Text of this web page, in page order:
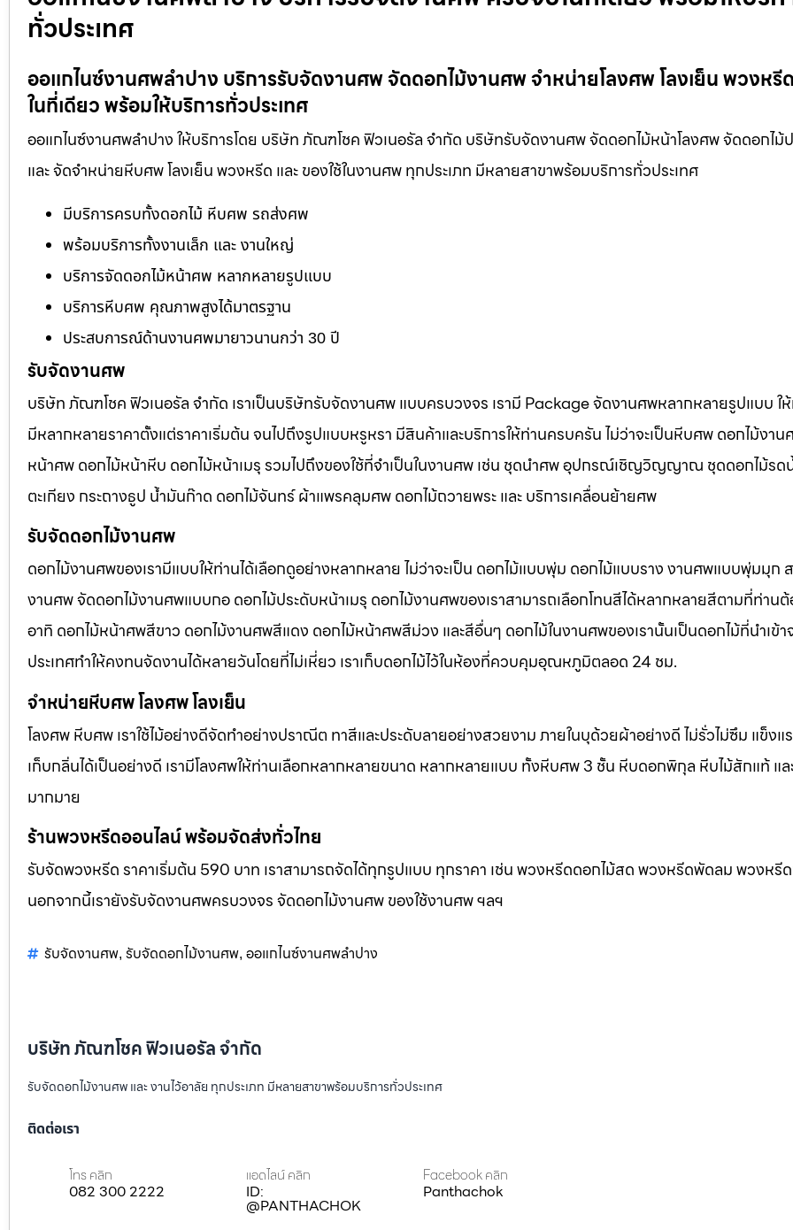
ทั่วประเทศ
ออแกไนซ์งานศพลำปาง บริการรับจัดงานศพ จัดดอกไม้งานศพ จำหน่ายโลงศพ โลงเย็น พวงหรี
ในที่เดียว พร้อมให้บริการทั่วประเทศ
ออแกไนซ์งานศพลำปาง ให้บริการโดย บริษัท ภัณฑโชค ฟิวเนอรัล จำกัด บริษัทรับจัดงานศพ จัดดอกไม้หน้าโลงศพ จัดดอกไม้
และ จัดจำหน่ายหีบศพ โลงเย็น พวงหรีด และ ของใช้ในงานศพ ทุกประเภท มีหลายสาขาพร้อมบริการทั่วประเทศ
มีบริการครบทั้งดอกไม้ หีบศพ รถส่งศพ
พร้อมบริการทั้งงานเล็ก และ งานใหญ่
บริการจัดดอกไม้หน้าศพ หลากหลายรูปแบบ
บริการหีบศพ คุณภาพสูงได้มาตรฐาน
ประสบการณ์ด้านงานศพมายาวนานกว่า 30 ปี
รับจัดงานศพ
บริษัท ภัณฑโชค ฟิวเนอรัล จำกัด เราเป็นบริษัทรับจัดงานศพ แบบครบวงจร เรามี Package จัดงานศพหลากหลายรูปแบบ ใ
มีหลากหลายราคาตั้งแต่ราคาเริ่มต้น จนไปถึงรูปแบบหรูหรา มีสินค้าและบริการให้ท่านครบครัน ไม่ว่าจะเป็นหีบศพ ดอกไม้งา
หน้าศพ ดอกไม้หน้าหีบ ดอกไม้หน้าเมรุ รวมไปถึงของใช้ที่จำเป็นในงานศพ เช่น ชุดนำศพ อุปกรณ์เชิญวิญญาณ ชุดดอกไม้รด
ตะเกียง กระถางธูป น้ำมันก๊าด ดอกไม้จันทร์ ผ้าแพรคลุมศพ ดอกไม้ถวายพระ และ บริการเคลื่อนย้ายศพ
รับจัดดอกไม้งานศพ
ดอกไม้งานศพของเรามีแบบให้ท่านได้เลือกดูอย่างหลากหลาย ไม่ว่าจะเป็น ดอกไม้แบบพุ่ม ดอกไม้แบบราง งานศพแบบพุ่มมุก
งานศพ จัดดอกไม้งานศพแบบกอ ดอกไม้ประดับหน้าเมรุ ดอกไม้งานศพของเราสามารถเลือกโทนสีได้หลากหลายสีตามที่ท่าน
อาทิ ดอกไม้หน้าศพสีขาว ดอกไม้งานศพสีแดง ดอกไม้หน้าศพสีม่วง และสีอื่นๆ ดอกไม้ในงานศพของเรานั้นเป็นดอกไม้ที่นำเข้า
ประเทศทำให้คงทนจัดงานได้หลายวันโดยที่ไม่เหี่ยว เราเก็บดอกไม้ไว้ในห้องที่ควบคุมอุณหภูมิตลอด 24 ชม.
จำหน่ายหีบศพ โลงศพ โลงเย็น
โลงศพ หีบศพ เราใช้ไม้อย่างดีจัดทำอย่างปราณีต ทาสีและประดับลายอย่างสวยงาม ภายในบุด้วยผ้าอย่างดี ไม่รั่วไม่ซึม แข็งแ
เก็บกลิ่นได้เป็นอย่างดี เรามีโลงศพให้ท่านเลือกหลากหลายขนาด หลากหลายแบบ ทั้งหีบศพ 3 ชั้น หีบดอกพิกุล หีบไม้สักแท้ แ
มากมาย
ร้านพวงหรีดออนไลน์ พร้อมจัดส่งทั่วไทย
รับจัดพวงหรีด ราคาเริ่มต้น 590 บาท เราสามารถจัดได้ทุกรูปแบบ ทุกราคา เช่น พวงหรีดดอกไม้สด พวงหรีดพัดลม พวงหรี
นอกจากนี้เรายังรับจัดงานศพครบวงจร จัดดอกไม้งานศพ ของใช้งานศพ ฯลฯ
รับจัดงานศพ, รับจัดดอกไม้งานศพ, ออแกไนซ์งานศพลำปาง
บริษัท ภัณฑโชค ฟิวเนอรัล จำกัด
รับจัดดอกไม้งานศพ และ งานไว้อาลัย ทุกประเภท มีหลายสาขาพร้อมบริการทั่วประเทศ
ติดต่อเรา
โทร คลิก
082 300 2222
แอดไลน์ คลิก
ID:
@PANTHACHOK
Facebook คลิก
Panthachok